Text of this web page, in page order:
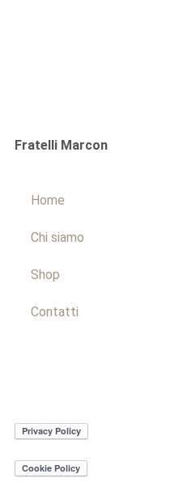
Fratelli Marcon
Home
Chi siamo
Shop
Contatti